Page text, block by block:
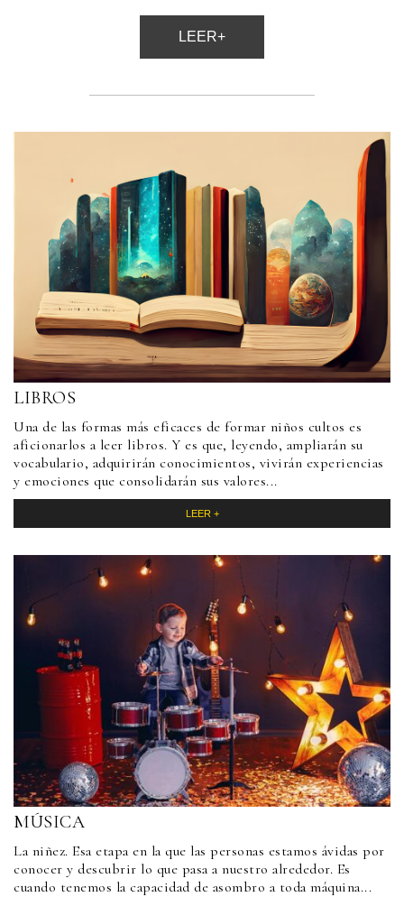
LEER+
LIBROS
Una de las formas más eficaces de formar niños cultos es
aficionarlos a leer libros. Y es que, leyendo, ampliarán su
vocabulario, adquirirán conocimientos, vivirán experiencias
y emociones que consolidarán sus valores...
LEER +
MÚSICA
La niñez. Esa etapa en la que las personas estamos ávidas por
conocer y descubrir lo que pasa a nuestro alrededor. Es
cuando tenemos la capacidad de asombro a toda máquina...